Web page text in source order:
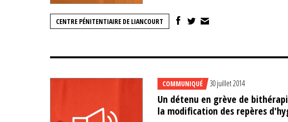
CENTRE PÉNITENTIAIRE DE LIANCOURT
COMMUNIQUÉ 30 juillet 2014
Un détenu en grève de
la modification des repères